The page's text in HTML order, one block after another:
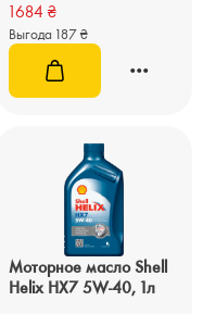
1684 ₴
Выгода 187 ₴
Моторное масло Shell
Helix HX7 5W-40, 1л